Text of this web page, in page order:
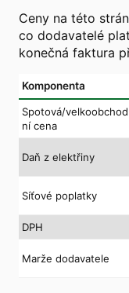
Ceny na této
co dodavatelé
konečná faktura
Komponenta
Spotová/velkoobchod
ní cena
Daň z elektřiny
Síťové poplatky
DPH
Marže dodavatele